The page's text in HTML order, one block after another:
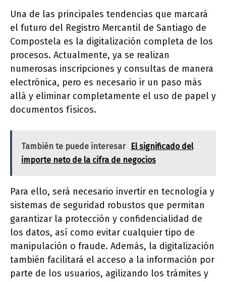
Una de las principales tendencias que marcará
el futuro del Registro Mercantil de Santiago de
Compostela es la digitalización completa de los
procesos. Actualmente, ya se realizan
numerosas inscripciones y consultas de manera
electrónica, pero es necesario ir un paso más
allá y eliminar completamente el uso de papel y
documentos físicos.
También te puede interesar
El significado del
importe neto de la cifra de negocios
Para ello, será necesario invertir en tecnología y
sistemas de seguridad robustos que permitan
garantizar la protección y confidencialidad de
los datos, así como evitar cualquier tipo de
manipulación o fraude. Además, la digitalización
también facilitará el acceso a la información por
parte de los usuarios, agilizando los trámites y